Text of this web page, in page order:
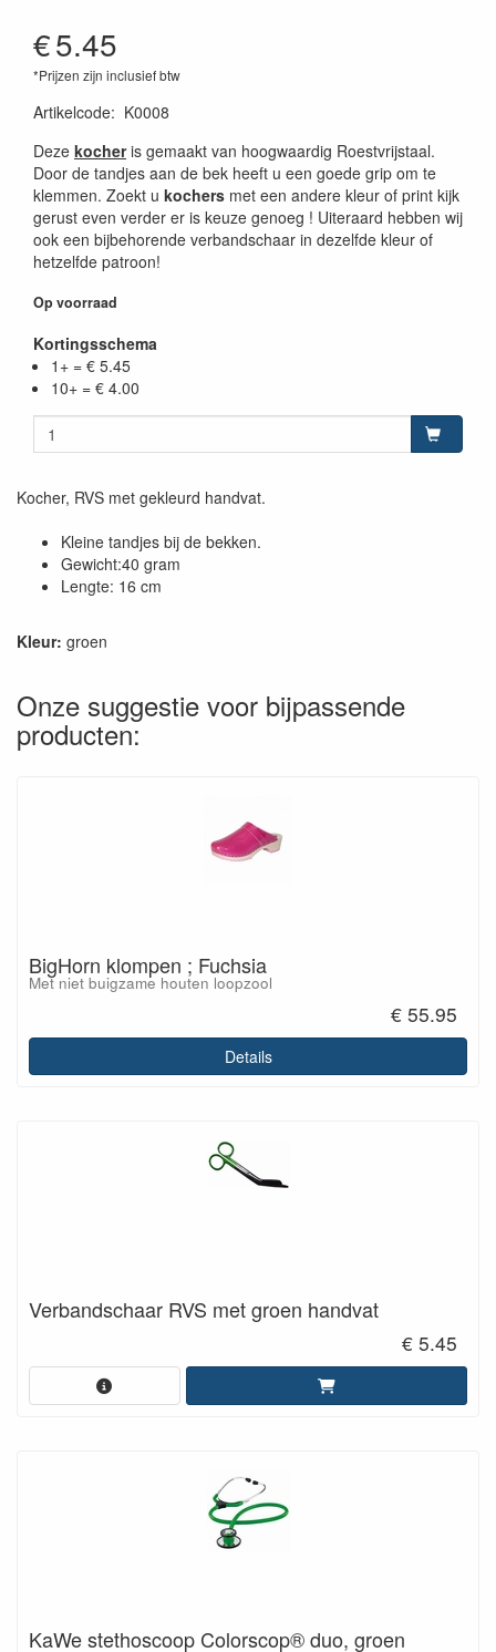
€5.45
*Prijzen zijn inclusief btw
Artikelcode: K0008
Deze kocheris gemaakt van hoogwaardig Roestvrijstaal.
Door de tandjes aan de bek heeft u een goede grip om te
klemmen. Zoekt u kochers met een andere kleur of print kijk
gerust even verder er is keuze genoeg ! Uiteraard hebben wij
ook een bijbehorende verbandschaar in dezelfde kleur of
hetzelfde patroon!
Op voorraad
Kortingsschema
1+ = € 5.45
10+ = € 4.00
Kocher, RVS met gekleurd handvat.
Kleine tandjes bij de bekken.
Gewicht:40 gram
Lengte: 16 cm
Kleur: groen
Onze suggestie voor bijpassende
producten:
BigHorn klompen ; Fuchsia
Met niet buigzame houten loopzool
€ 55.95
Details
Verbandschaar RVS met groen handvat
€ 5.45
KaWe stethoscoop Colorscop® duo, groen